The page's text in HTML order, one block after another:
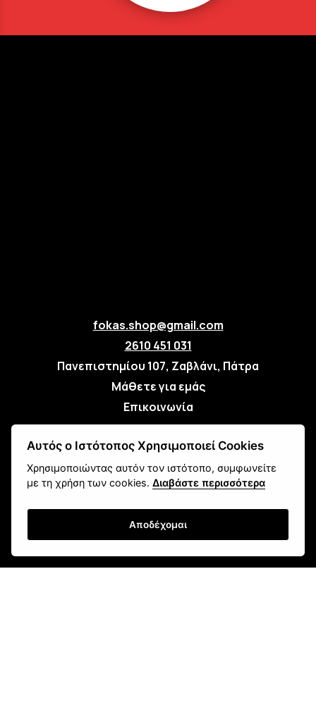
fokas.shop@gmail.com
2610 451 031
Πανεπιστημίου 107, Ζαβλάνι, Πάτρα
Μάθετε για εμάς
Επικοινωνία
Newsletter
Εγγραφή
Αυτός ο Ιστότοπος Χρησιμοποιεί Cookies
Χρησιμοποιώντας αυτόν τον ιστότοπο, συμφωνείτε
με τη χρήση των cookies.Διαβάστε περισσότερα
Αποδέχομαι